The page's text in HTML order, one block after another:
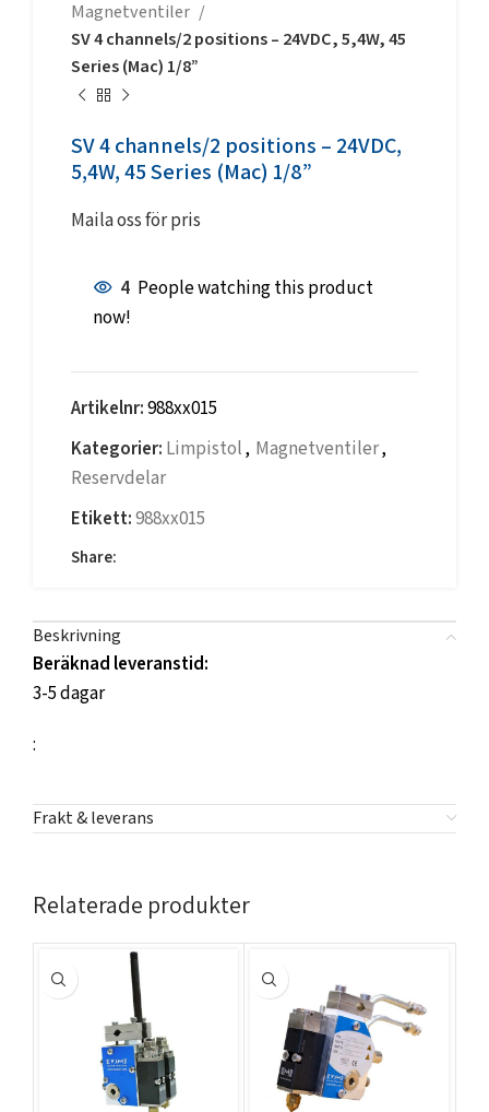
Magnetventiler
SV 4 channels/2 positions – 24VDC, 5,4W, 45
Series (Mac) 1/8”
SV 4 channels/2 positions – 24VDC,
5,4W, 45 Series (Mac) 1/8”
Maila oss för pris
4 People watching this product
now!
Artikelnr:988xx015
Kategorier: Limpistol, Magnetventiler,
Reservdelar
Etikett:988xx015
Share:
Beskrivning
Beräknad leveranstid:
3-5 dagar
:
Frakt & leverans
Relaterade produkter